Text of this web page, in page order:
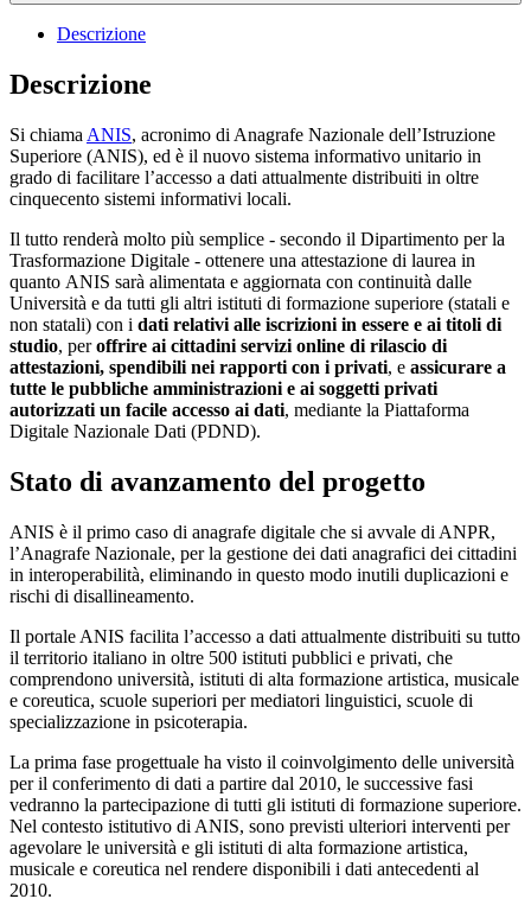
Descrizione
Descrizione
Si chiama ANIS, acronimo di Anagrafe Nazionale dell’Istruzione
Superiore (ANIS), ed è il nuovo sistema informativo unitario in
grado di facilitare l’accesso a dati attualmente distribuiti in oltre
cinquecento sistemi informativi locali.
Il tutto renderà molto più semplice - secondo il Dipartimento per la
Trasformazione Digitale - ottenere una attestazione di laurea in
quanto ANIS sarà alimentata e aggiornata con continuità dalle
Università e da tutti gli altri istituti di formazione superiore (statali e
non statali) con i dati relativi alle iscrizioni in essere e ai titoli di
studio, peroffrire ai cittadini servizi online di rilascio di
attestazioni, spendibili nei rapporti con i privati, e assicurare a
tutte le pubbliche amministrazioni e ai soggetti privati
autorizzati un facile accesso ai dati, mediante la Piattaforma
Digitale Nazionale Dati (PDND).
Stato di avanzamento del progetto
ANIS è il primo caso di anagrafe digitale che si avvale di ANPR,
l’Anagrafe Nazionale, per la gestione dei dati anagrafici dei cittadini
in interoperabilità, eliminando in questo modo inutili duplicazioni e
rischi di disallineamento.
Il portale ANIS facilita l’accesso a dati attualmente distribuiti su tutto
il territorio italiano in oltre 500 istituti pubblici e privati, che
comprendono università, istituti di alta formazione artistica, musicale
e coreutica, scuole superiori per mediatori linguistici, scuole di
specializzazione in psicoterapia.
La prima fase progettuale ha visto il coinvolgimento delle università
per il conferimento di dati a partire dal 2010, le successive fasi
vedranno la partecipazione di tutti gli istituti di formazione superiore.
Nel contesto istitutivo di ANIS, sono previsti ulteriori interventi per
agevolare le università e gli istituti di alta formazione artistica,
musicale e coreutica nel rendere disponibili i dati antecedenti al
2010.